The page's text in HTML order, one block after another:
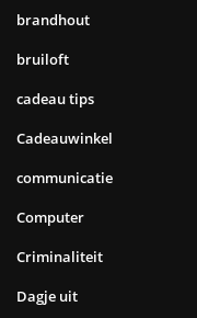
brandhout
bruiloft
cadeau tips
Cadeauwinkel
communicatie
Computer
Criminaliteit
Dagje uit